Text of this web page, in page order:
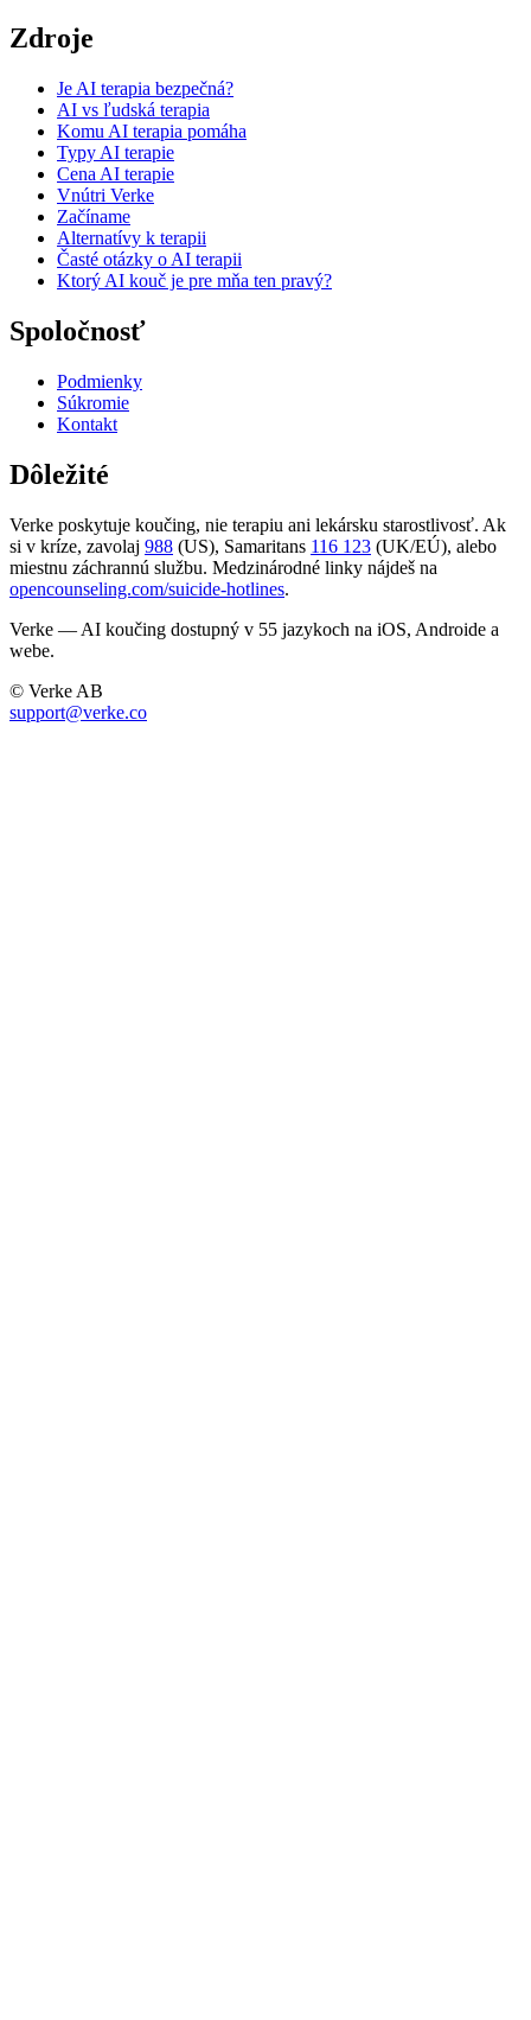
Zdroje
Je AI terapia bezpečná?
AI vs ľudská terapia
Komu AI terapia pomáha
Typy AI terapie
Cena AI terapie
Vnútri Verke
Začíname
Alternatívy k terapii
Časté otázky o AI terapii
Ktorý AI kouč je pre mňa ten pravý?
Spoločnosť
Podmienky
Súkromie
Kontakt
Dôležité
Verke poskytuje koučing, nie terapiu ani lekársku starostlivosť. Ak
si v kríze, zavolaj 988 (US), Samaritans 116 123 (UK/EÚ), alebo
miestnu záchrannú službu. Medzinárodné linky nájdeš na
opencounseling.com/suicide-hotlines.
Verke — AI koučing dostupný v 55 jazykoch na iOS, Androide a
webe.
© Verke AB
support@verke.co